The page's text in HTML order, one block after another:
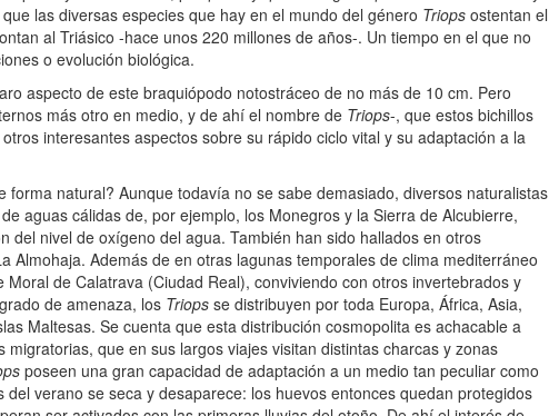
las diversas especies que hay en el mundo del género Triops ostentan el
al Triásico -hace unos 220 millones de años-. Un tiempo en el que no
o evolución biológica.
aspecto de este braquiópodo notostráceo de no más de 10 cm. Pero
más otro en medio, y de ahí el nombre de Triops-, que estos bichillos
interesantes aspectos sobre su rápido ciclo vital y su adaptación a la
natural? Aunque todavía no se sabe demasiado, diversos naturalistas
aguas cálidas de, por ejemplo, los Monegros y la Sierra de Alcubierre,
nivel de oxígeno del agua. También han sido hallados en otros
Además de en otras lagunas temporales de clima mediterráneo
de Calatrava (Ciudad Real), conviviendo con otros invertebrados y
de amenaza, los Triops se distribuyen por toda Europa, África, Asia,
Maltesas. Se cuenta que esta distribución cosmopolita es achacable a
que en sus largos viajes visitan distintas charcas y zonas
poseen una gran capacidad de adaptación a un medio tan peculiar como
verano se seca y desaparece: los huevos entonces quedan protegidos